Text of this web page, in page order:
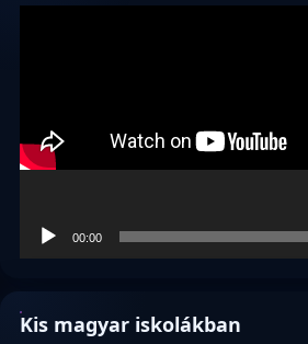
00:00
Kis magyar iskolákban